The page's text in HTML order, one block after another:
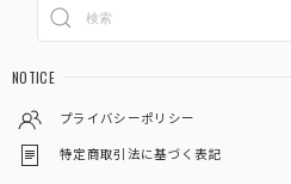
NOTICE
プライバシーポリシー
特定商取引法に基づく表記